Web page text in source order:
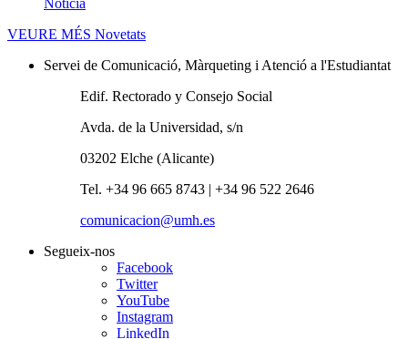
Noticia
VEURE MÉS Novetats
Servei de Comunicació, Màrqueting i Atenció a l'Estudiantat
Edif. Rectorado y Consejo Social
Avda. de la Universidad, s/n
03202 Elche (Alicante)
Tel. +34 96 665 8743 | +34 96 522 2646
comunicacion@umh.es
Segueix-nos
Facebook
Twitter
YouTube
Instagram
LinkedIn